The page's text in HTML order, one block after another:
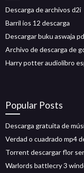
Descarga de archivos d2i
Barril ios 12 descarga
Descargar buku aswaja
Archivo de descarga de
Harry potter audiolibro
Popular Posts
Descarga gratuita de
Verdad o cuadrado mp4
Torrent descargar flor
Warlords battlecry 3